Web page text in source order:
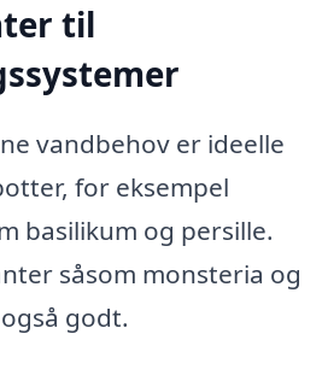
til
vandbehov er ideelle
for eksempel
basilikum og persille.
såsom monsteria og
godt.